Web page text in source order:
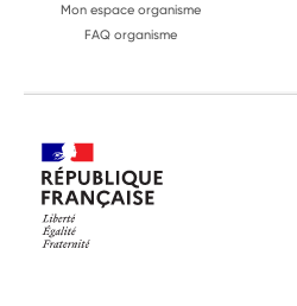
Mon espace organisme
FAQ organisme